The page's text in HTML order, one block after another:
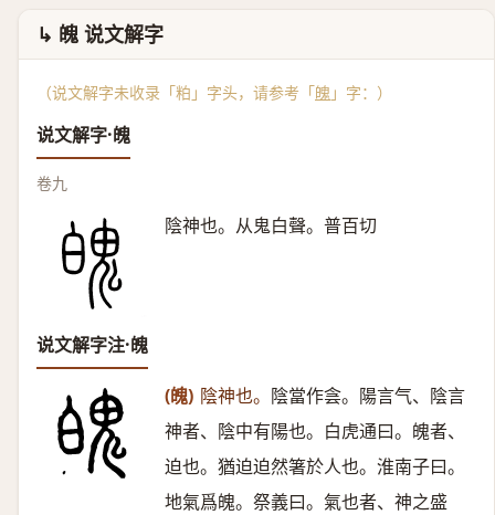
↳ 魄 说文解字
（说文解字未收录「粕」字头，请参考「魄 」字：）
说文解字·魄
卷九
陰神也。从鬼白聲。普百切
说文解字注·魄
(魄) 陰神也。 陰當作侌。陽言气、陰言
神者、陰中有陽也。白虎通曰。魄者、
迫也。猶迫迫然箸於人也。淮南子曰。
地氣爲魄。祭義曰。氣也者、神之盛